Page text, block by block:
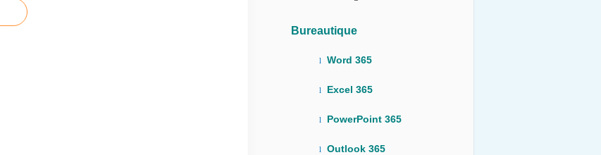
Bureautique
l Word 365
l Excel 365
l PowerPoint 365
l Outlook 365